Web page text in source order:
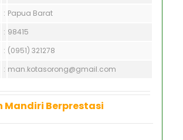
: Papua Barat
: 98415
: (0951) 321278
: man.kotasorong@gmail.com
Mandiri Berprestasi